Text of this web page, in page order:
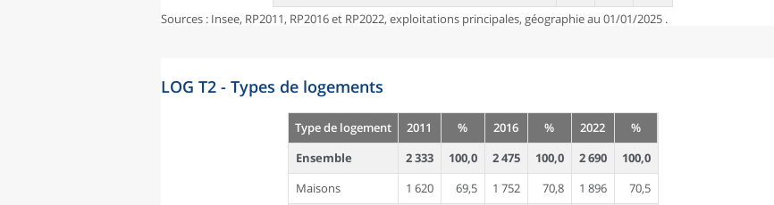
Sources : Insee, RP2011, RP2016 et RP2022, exploitations principales, géographie au 01/01/2025 .
LOG T2 - Types de logements
Type de logement 2011 % 2016 % 2022
%
Ensemble
2 333 100,0 2 475 100,0 2 690
100,0
Maisons
1 620 69,5 1 752 70,8 1 896
70,5